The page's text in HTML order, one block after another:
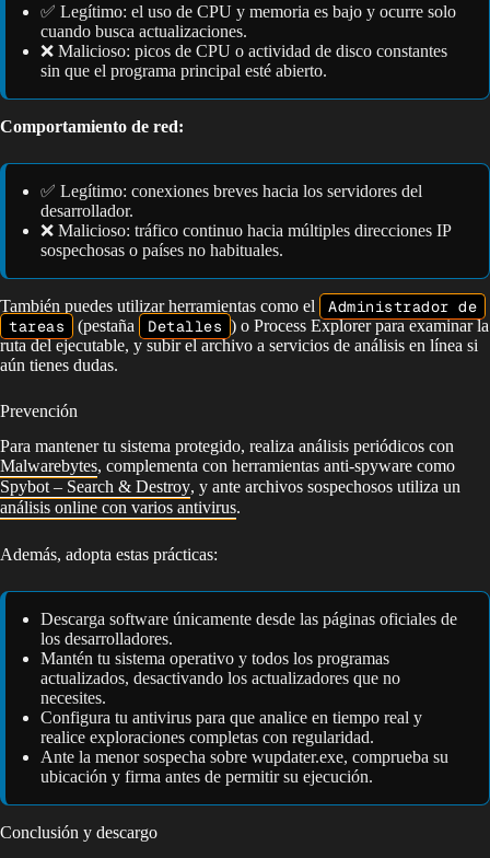
✅ Legítimo: el uso de CPU y memoria es bajo y ocurre solo
cuando busca actualizaciones.
❌ Malicioso: picos de CPU o actividad de disco constantes
sin que el programa principal esté abierto.
Comportamiento de red:
✅ Legítimo: conexiones breves hacia los servidores del
desarrollador.
❌ Malicioso: tráfico continuo hacia múltiples direcciones IP
sospechosas o países no habituales.
También puedes utilizar herramientas como el
Administrador de
tareas
(pestaña Detalles ) o Process Explorer para examinar la
ruta del ejecutable, y subir el archivo a servicios de análisis en línea si
aún tienes dudas.
Prevención
Para mantener tu sistema protegido, realiza análisis periódicos con
Malwarebytes, complementa con herramientas anti-spyware como
Spybot – Search & Destroy, y ante archivos sospechosos utiliza un
análisis online con varios antivirus.
Además, adopta estas prácticas:
Descarga software únicamente desde las páginas oficiales de
los desarrolladores.
Mantén tu sistema operativo y todos los programas
actualizados, desactivando los actualizadores que no
necesites.
Configura tu antivirus para que analice en tiempo real y
realice exploraciones completas con regularidad.
Ante la menor sospecha sobre wupdater.exe, comprueba su
ubicación y firma antes de permitir su ejecución.
Conclusión y descargo